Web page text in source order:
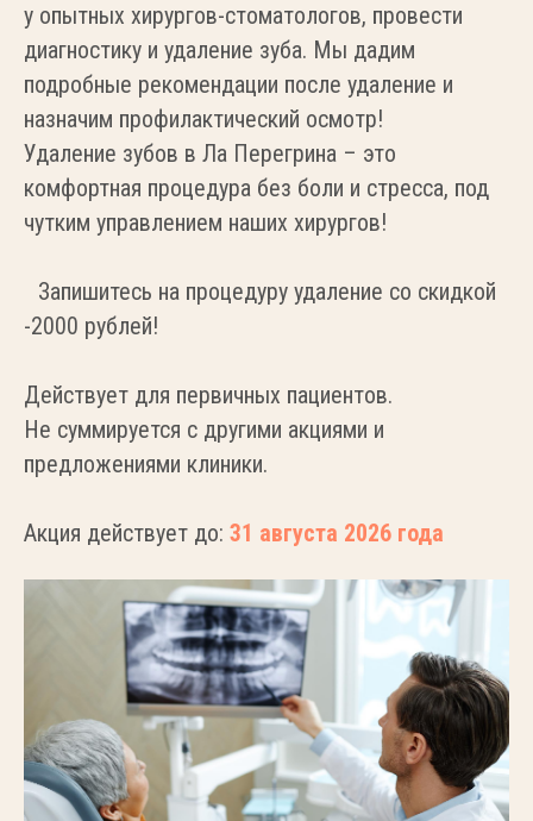
у опытных хирургов-стоматологов, провести
диагностику и удаление зуба. Мы дадим
подробные рекомендации после удаление и
назначим профилактический осмотр!
Удаление зубов в Ла Перегрина – это
комфортная процедура без боли и стресса, под
чутким управлением наших хирургов!
Запишитесь на процедуру удаление со скидкой
-2000 рублей!
Действует для первичных пациентов.
Не суммируется с другими акциями и
предложениями клиники.
Акция действует до: 31 августа 2026 года